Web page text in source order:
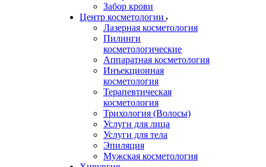
Забор крови
Центр косметологии
Лазерная косметология
Пилинги
косметологические
Аппаратная косметология
Инъекционная
косметология
Терапевтическая
косметология
Трихология (Волосы)
Услуги для лица
Услуги для тела
Эпиляция
Мужская косметология